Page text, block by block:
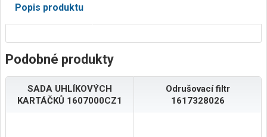
Popis produktu
Podobné produkty
SADA UHLÍKOVÝCH
KARTÁČKŮ 1607000CZ1
Odrušovací filtr
1617328026